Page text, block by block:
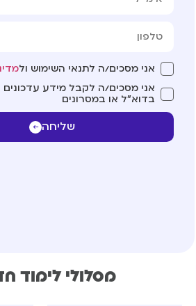
אני מסכים/ה לתנאי השימוש ול
אני מסכים/ה לקבל מידע עדכונים
בדוא"ל או במסרונים
שליחה
מסלולי לימוד